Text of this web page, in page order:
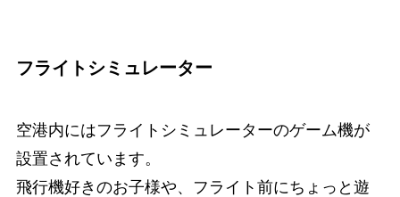
フライトシミュレーター
空港内にはフライトシミュレーターのゲーム機が
設置されています。
飛行機好きのお子様や、フライト前にちょっと遊